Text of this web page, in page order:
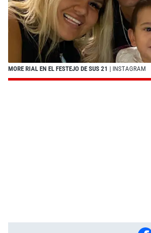
MORE RIAL EN EL FESTEJO DE SUS 21 | INSTAGRAM